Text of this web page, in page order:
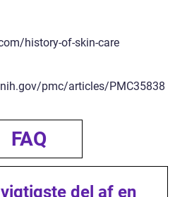
history-of-skin-care
pmc/articles/PMC35838
FAQ
del af en